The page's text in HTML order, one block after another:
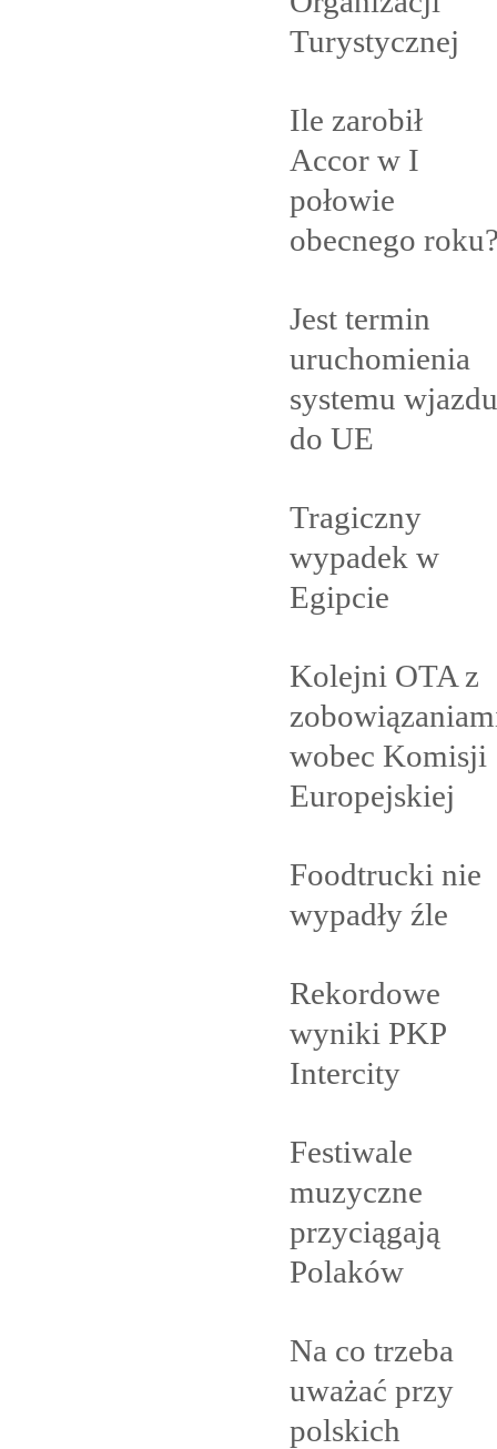
Turystycznej
Ile zarobił
Accor w I
połowie
obecnego
Jest termin
uruchomienia
systemu wjazdu
do UE
Tragiczny
wypadek w
Egipcie
Kolejni OTA z
wobec Komisji
Europejskiej
Foodtrucki nie
wypadły źle
Rekordowe
wyniki PKP
Intercity
Festiwale
muzyczne
przyciągają
Polaków
Na co trzeba
uważać przy
polskich